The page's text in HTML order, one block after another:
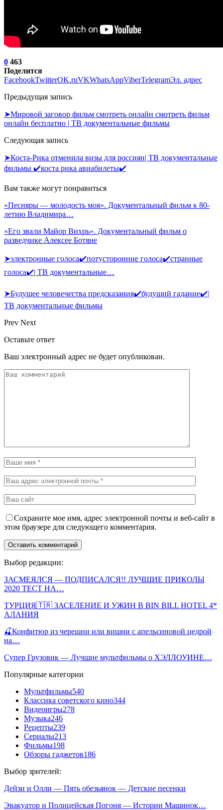
0 463
Поделится
FacebookTwitterOK.ruVKWhatsAppViberTelegramЭл. адрес
Предыдущая запись
➤Мировой заговор фильм смотреть онлайн смотреть фильм
онлайн бесплатно | ТВ документальные фильмы
Следующая запись
➤Коста-Рика отменила визы для россиян| ТВ документальные
фильмы ✔️коста рика авиабилеты✔️
Вам также могут понравиться
«Песняры — молодость моя». Документальный фильм к 80-
летию Владимира…
«Его звали Майор Вихрь». Документальный фильм о
разведчике Алексее Ботяне
➤электронные голоса✔️потусторонние голоса✔️странные
голоса✔️| ТВ документальные…
➤Будущее человечества предсказания✔️будущий гадание✔️|
ТВ документальные фильмы
Prev Next
Оставьте ответ
Ваш электронный адрес не будет опубликован.
Сохраните мое имя, адрес электронной почты и веб-сайт в
этом браузере для следующего комментария.
Выбор редакции:
ЗАСМЕЯЛСЯ — ПОДПИСАЛСЯ!! ЛУЧШИЕ ПРИКОЛЫ
2020 ТЕСТ НА…
ТУРЦИЯ🇹🇷 ЗАСЕЛЕНИЕ И УЖИН В BIN BILL HOTEL 4*
АЛАНИЯ
🍒Конфитюр из черешни или вишни с апельсиновой цедрой
на…
Супер Грузовик — Лучшие мультфильмы о ХЭЛЛОУИНЕ…
Популярные категории
Мультфильмы540
Классика советского кино344
Видеоигры278
Музыка246
Рецепты239
Сериалы213
Фильмы198
Обзоры гаджетов186
Выбор зрителей:
Дейзи и Олли — Пять обезьянок — Детские песенки
Эвакуатор и Полицейская Погоня — Истории Машинок…